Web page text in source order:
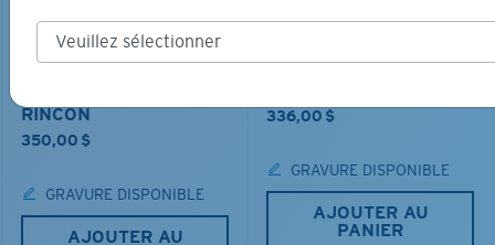
RINCON
350,00 $
GRAVURE DISPONIBLE
AJOUTER AU
336,00 $
GRAVURE DISPONIBLE
AJOUTER AU
PANIER